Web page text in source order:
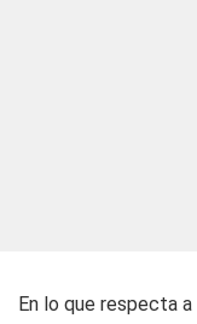
En lo que respecta a